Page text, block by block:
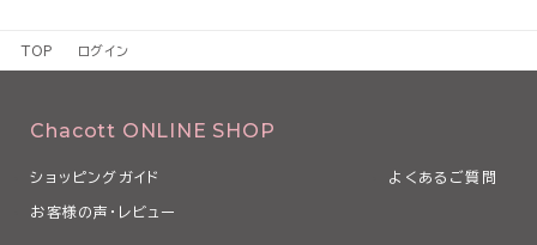
TOP ログイン
Chacott ONLINE SHOP
ショッピングガイド よくあるご質問
お客様の声・レビュー